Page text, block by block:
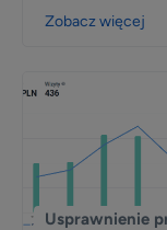
Zobacz więcej
Usprawnienie